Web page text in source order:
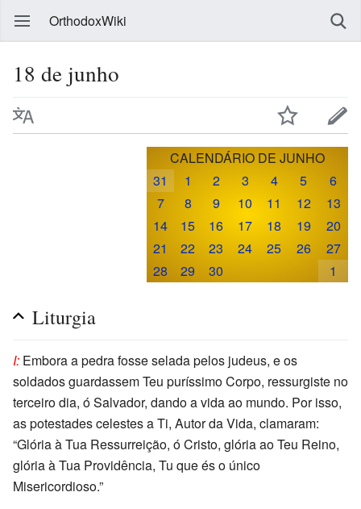
OrthodoxWiki
18 de junho
CALENDÁRIO DE JUNHO
31
1 2 3 4 5
6
7
8 9 10 11 12
13
14
15 16 17 18 19
20
21
22 23 24 25 26
27
28
29 30 1
Liturgia
I: Embora a pedra fosse selada pelos judeus, e os
soldados guardassem Teu puríssimo Corpo, ressurgiste no
terceiro dia, ó Salvador, dando a vida ao mundo. Por isso,
as potestades celestes a Ti, Autor da Vida, clamaram:
“Glória à Tua Ressurreição, ó Cristo, glória ao Teu Reino,
glória à Tua Providência, Tu que és o único
Misericordioso.”